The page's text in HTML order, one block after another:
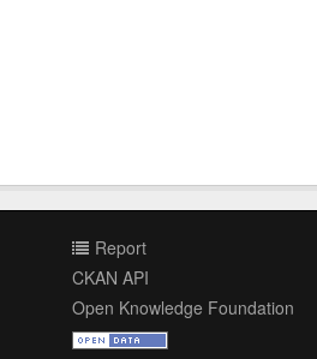
Report
CKAN API
Open Knowledge Foundation